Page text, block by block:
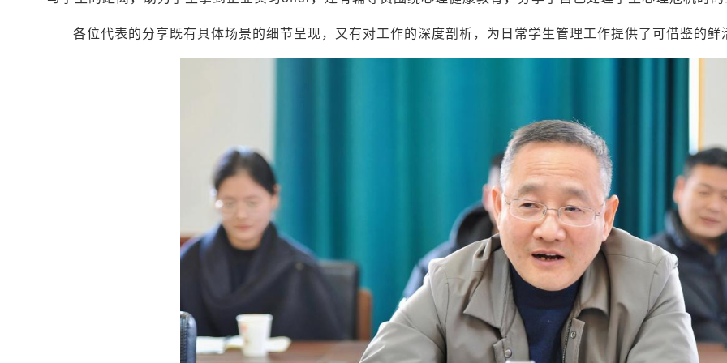
各位代表的分享既有具体场景的细节呈现，又有对工作的深度剖析，为日常学生管理工作提供了可借鉴的鲜